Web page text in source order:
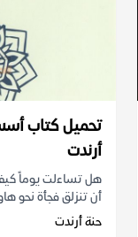
تحميل كتاب أسس
أرندت
هل تساءلت يوماً
أن تنزلق فجأة نحو
حنة أرندت